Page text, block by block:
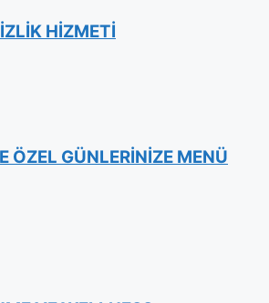
HİZMETİ
ÖZEL GÜNLERİNİZE MENÜ